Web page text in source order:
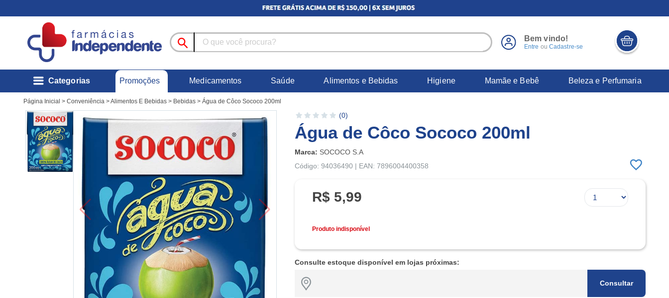
Bem vindo!
Entre ou Cadastre-se
Categorias Promoções Medicamentos Saúde Alimentos e Bebidas Higiene Mamãe e Bebê Beleza e Perfumaria
Página Inicial > Conveniência >Alimentos E Bebidas > Bebidas > Água de Côco Sococo 200ml
(0)
Água de Côco Sococo 200ml
Marca: SOCOCO S.A
Código: 94036490 | EAN: 7896004400358
R$ 5,99
Produto indisponível
Consulte estoque disponível em lojas próximas:
Consultar